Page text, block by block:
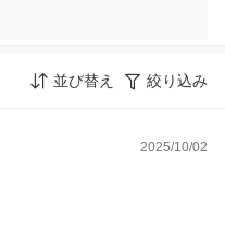
並び替え 絞り込み
2025/10/02